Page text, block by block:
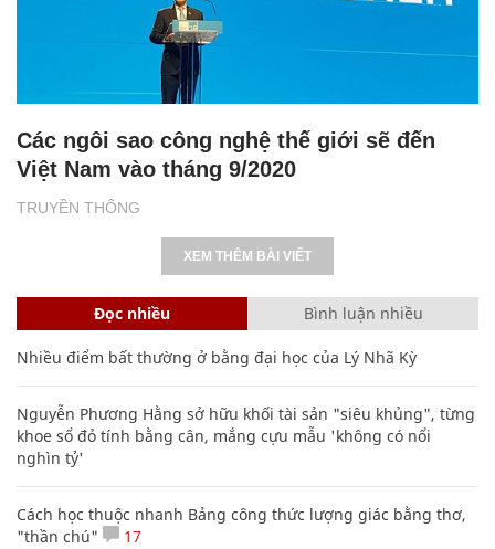
TRUYỀN THÔNG
Các ngôi sao công nghệ thế giới sẽ đến
Việt Nam vào tháng 9/2020
XEM THÊM BÀI VIẾT
Đọc nhiều Bình luận nhiều
Nhiều điểm bất thường ở bằng đại học của Lý Nhã Kỳ
Nguyễn Phương Hằng sở hữu khối tài sản "siêu khủng", từng
khoe sổ đỏ tính bằng cân, mắng cựu mẫu 'không có nổi
nghìn tỷ'
Cách học thuộc nhanh Bảng công thức lượng giác bằng thơ,
"thần chú"
17